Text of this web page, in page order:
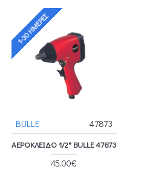
1-30 ΗΜΈΡΕΣ
BULLE 47873
ΑΕΡΌΚΛΕΙΔΟ 1/2" BULLE 47873
45,00€